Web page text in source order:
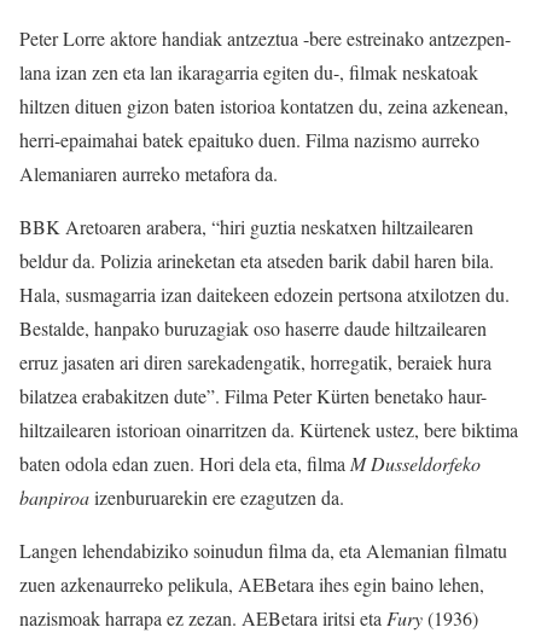
Peter Lorre aktore handiak antzeztua -bere estreinako antzezpen-
lana izan zen eta lan ikaragarria egiten du-, filmak neskatoak
hiltzen dituen gizon baten istorioa kontatzen du, zeina azkenean,
herri-epaimahai batek epaituko duen. Filma nazismo aurreko
Alemaniaren aurreko metafora da.
BBK Aretoaren arabera, “hiri guztia neskatxen hiltzailearen
beldur da. Polizia arineketan eta atseden barik dabil haren bila.
Hala, susmagarria izan daitekeen edozein pertsona atxilotzen du.
Bestalde, hanpako buruzagiak oso haserre daude hiltzailearen
erruz jasaten ari diren sarekadengatik, horregatik, beraiek hura
bilatzea erabakitzen dute”. Filma Peter Kürten benetako haur-
hiltzailearen istorioan oinarritzen da. Kürtenek ustez, bere biktima
baten odola edan zuen. Hori dela eta, filmaM Dusseldorfeko
banpiroaizenburuarekin ere ezagutzen da.
Langen lehendabiziko soinudun filma da, eta Alemanian filmatu
zuen azkenaurreko pelikula, AEBetara ihes egin baino lehen,
nazismoak harrapa ez zezan. AEBetara iritsi etaFury(1936)